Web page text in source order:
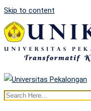
Skip to content